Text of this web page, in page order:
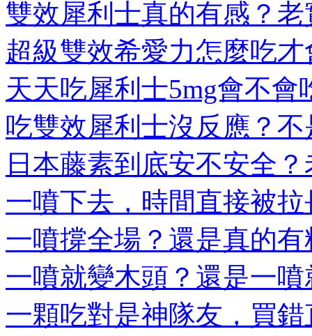
雙效犀利士真的有感？
超級雙效希愛力怎麼吃
天天吃犀利士5mg會不會
吃雙效犀利士沒反應？
日本藤素到底安不安全
一噴下去，時間直接被
一噴撐全場？還是真的
一噴就變木頭？還是一
一顆吃對是神隊友，買